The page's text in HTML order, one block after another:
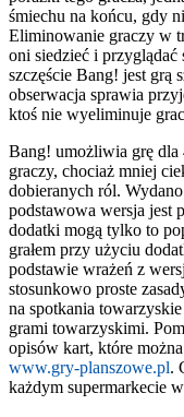
śmiechu na końcu, gdy
Eliminowanie graczy w
oni siedzieć i przyglądać
szczęście Bang! jest grą
obserwacja sprawia
ktoś nie wyeliminuje
Bang! umożliwia grę dla
graczy, chociaż mniej
dobieranych ról.
podstawowa wersja jest
dodatki mogą tylko to
grałem przy użyciu
podstawie wrażeń z
stosunkowo proste
na spotkania
grami towarzyskimi.
opisów kart, które
www.gry-planszowe.pl.
każdym supermarkecie